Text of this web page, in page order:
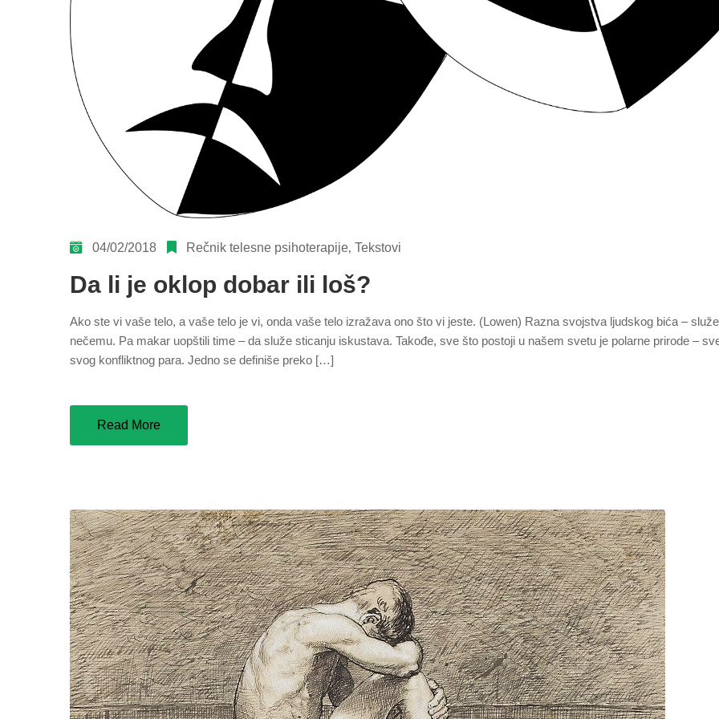
04/02/2018 Rečnik telesne psihoterapije‚ Tekstovi
Da li je oklop dobar ili loš?
Ako ste vi vaše telo, a vaše telo je vi, onda vaše telo izražava ono što vi jeste. (Lowen) Razna svojstva ljudskog bića – služe
nečemu. Pa makar uopštili time – da služe sticanju iskustava. Takođe, sve što postoji u našem svetu je polarne prirode –
svog konfliktnog para. Jedno se definiše preko […]
Read More